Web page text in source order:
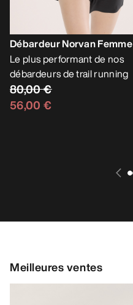
Débardeur Norvan Femme
Le plus performant de nos
débardeurs de trail running
80,00 €
56,00 €
Meilleures ventes